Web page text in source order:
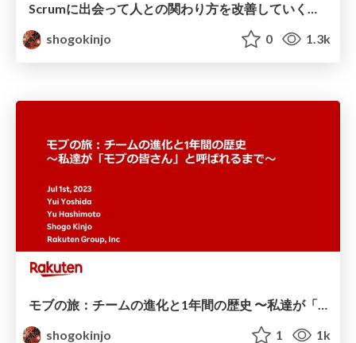
Scrumに出会って人との関わり方を改善していく事に夢中になっていた結果、その知識と実践がエンジニアとしての成長にも繋がったお話。
shogokinjo
0 1.3k
shogokinjo
1 1k